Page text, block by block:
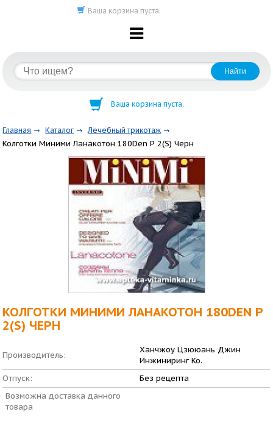
Ваша корзина пуста.
Ваша корзина пуста.
Главная Каталог Лечебный трикотаж
Колготки Миними Ланакотон 180Den Р 2(S) Черн
КОЛГОТКИ МИНИМИ ЛАНАКОТОН 180DEN Р
2(S) ЧЕРН
Производитель:
Ханчжоу Цзююань Джин
Инжиниринг Ко.
Отпуск:
Без рецепта
Возможна доставка данного
товара